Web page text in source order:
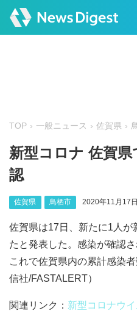
TOP 一般ニュース 佐賀県
新型コロナ 佐賀
認
佐賀県 鳥栖市 2020年11月17
佐賀県は17日、新たに1人が
たと発表した。感染が確認
これで佐賀県内の累計感染
信社/FASTALERT）
関連リンク： 新型コロナウ